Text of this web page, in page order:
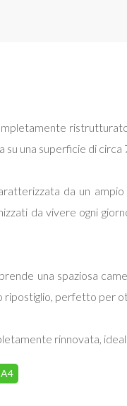
ristrutturato
su una superficie di
da un
da vivere ogni
una spaziosa
perfetto per
rinnovata,
A4